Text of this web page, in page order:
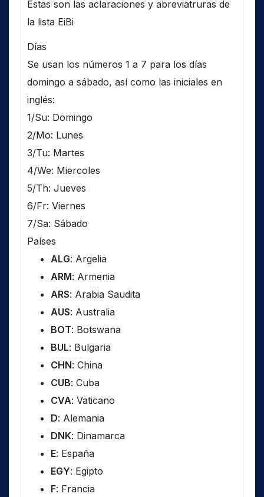
Estas son las aclaraciones y abreviatruras de
la lista EiBi
Días
Se usan los números 1 a 7 para los días
domingo a sábado, así como las iniciales en
inglés:
1/Su: Domingo
2/Mo: Lunes
3/Tu: Martes
4/We: Miercoles
5/Th: Jueves
6/Fr: Viernes
7/Sa: Sábado
Países
ALG: Argelia
ARM: Armenia
ARS: Arabia Saudita
AUS: Australia
BOT: Botswana
BUL: Bulgaria
CHN: China
CUB: Cuba
CVA: Vaticano
D: Alemania
DNK: Dinamarca
E: España
EGY: Egipto
F: Francia